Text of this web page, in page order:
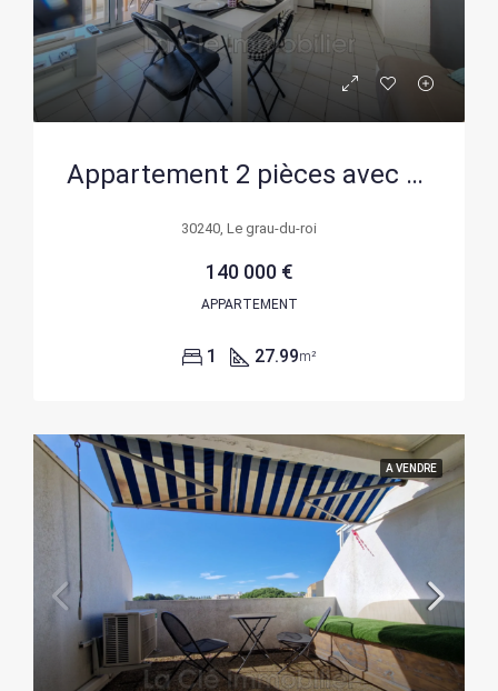
Appartement 2 pièces avec cabine et parking au Grau-du-Roi – Résidence avec piscine
30240, Le grau-du-roi
140 000 €
APPARTEMENT
1 27.99m²
A VENDRE